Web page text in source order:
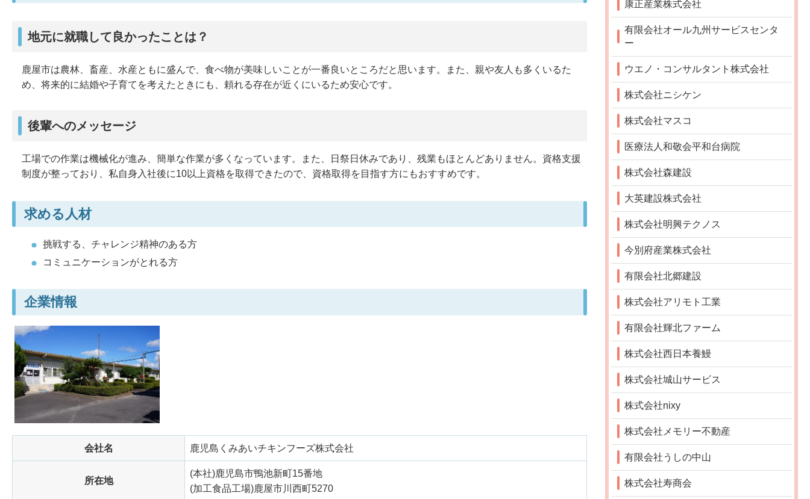
地元に就職して良かったことは？
鹿屋市は農林、畜産、水産ともに盛んで、食べ物が美味しいことが一番良いところだと思います。また、親や友人も多くいるた
め、将来的に結婚や子育てを考えたときにも、頼れる存在が近くにいるため安心です。
後輩へのメッセージ
工場での作業は機械化が進み、簡単な作業が多くなっています。また、日祭日休みであり、残業もほとんどありません。資格支援
制度が整っており、私自身入社後に10以上資格を取得できたので、資格取得を目指す方にもおすすめです。
求める人材
挑戦する、チャレンジ精神のある方
コミュニケーションがとれる方
企業情報
会社名 鹿児島くみあいチキンフーズ株式会社
所在地
(本社)鹿児島市鴨池新町15番地
(加工食品工場)鹿屋市川西町5270
康正産業株式会社
有限会社オール九州サービスセンタ
ー
ウエノ・コンサルタント株式会社
株式会社ニシケン
株式会社マスコ
医療法人和敬会平和台病院
株式会社森建設
大英建設株式会社
株式会社明興テクノス
今別府産業株式会社
有限会社北郷建設
株式会社アリモト工業
有限会社輝北ファーム
株式会社西日本養鰻
株式会社城山サービス
株式会社nixy
株式会社メモリー不動産
有限会社うしの中山
株式会社寿商会